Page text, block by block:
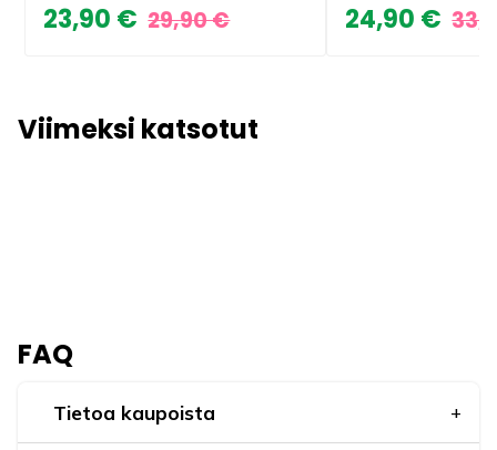
23,90 € 29,90 € 24,90 €
Viimeksi katsotut
FAQ
Tietoa kaupoista